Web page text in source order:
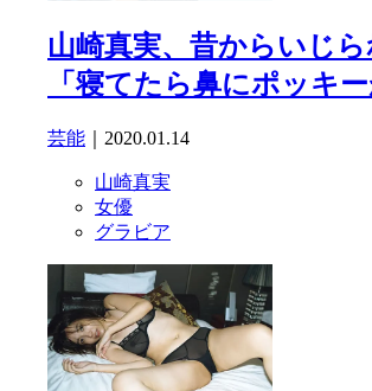
山崎真実、昔からいじ
「寝てたら鼻にポッキ
芸能 ｜2020.01.14
山崎真実
女優
グラビア